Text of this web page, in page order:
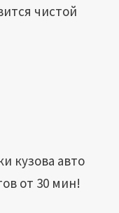
чистой
кузова авто
от 30 мин!